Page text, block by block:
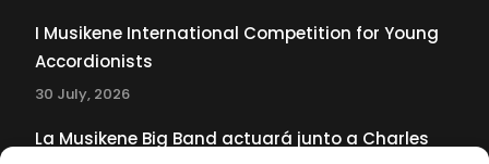
I Musikene International Competition for Young
Accordionists
30 July, 2026
La Musikene Big Band actuará junto a Charles